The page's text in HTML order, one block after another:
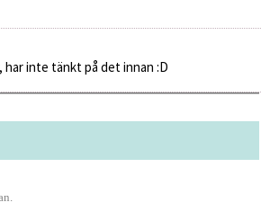
har inte tänkt på det innan :D